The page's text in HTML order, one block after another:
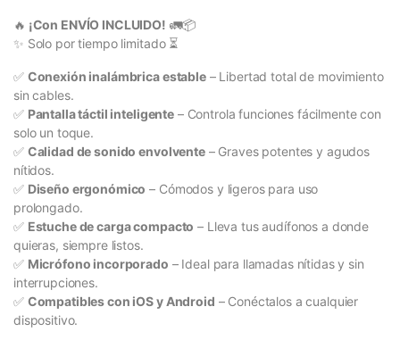
🔥 ¡Con ENVÍO INCLUIDO! 🚛📦
✨ Solo por tiempo limitado ⏳
✅ Conexión inalámbrica estable– Libertad total de movimiento
sin cables.
✅ Pantalla táctil inteligente– Controla funciones fácilmente con
solo un toque.
✅ Calidad de sonido envolvente– Graves potentes y agudos
nítidos.
✅ Diseño ergonómico – Cómodos y ligeros para uso
prolongado.
✅ Estuche de carga compacto – Lleva tus audífonos a donde
quieras, siempre listos.
✅ Micrófono incorporado – Ideal para llamadas nítidas y sin
interrupciones.
✅ Compatibles con iOS y Android – Conéctalos a cualquier
dispositivo.